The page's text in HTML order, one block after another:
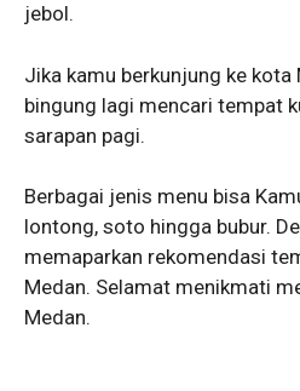
jebol.
Jika kamu berkunjung ke kota
bingung lagi mencari tempat
sarapan pagi.
Berbagai jenis menu bisa
lontong, soto hingga bubur.
memaparkan rekomendasi
Medan. Selamat menikmati
Medan.